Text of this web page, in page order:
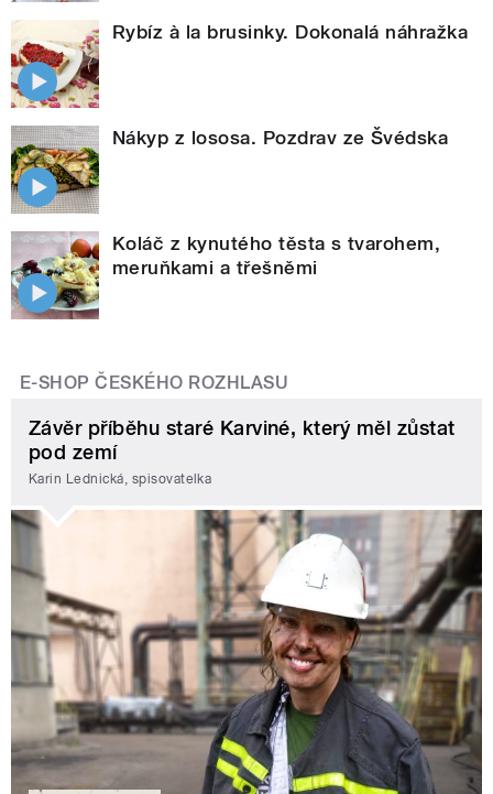
Rybíz à la brusinky. Dokonalá náhražka
Nákyp z lososa. Pozdrav ze Švédska
Koláč z kynutého těsta s tvarohem,
meruňkami a třešněmi
E-SHOP ČESKÉHO ROZHLASU
Závěr příběhu staré Karviné, který měl zůstat
pod zemí
Karin Lednická, spisovatelka